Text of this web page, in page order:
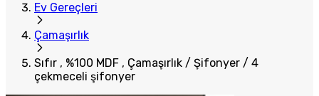
Ev Gereçleri
Çamaşırlık
Sıfır , %100 MDF , Çamaşırlık / Şifonyer / 4
çekmeceli şifonyer